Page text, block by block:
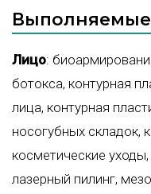
Лицо:
ботокса, контурная
лица, контурная
носогубных складок,
косметические уходы,
лазерный пилинг,